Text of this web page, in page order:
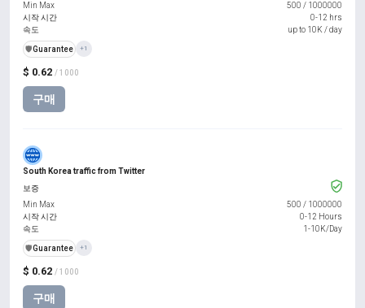
$ 0.62 / 1000
구매
Min Max
500 / 1000000
시작 시간
0-12 hrs
속도
up to 10K / day
️🛡️Guarantee +1
South Korea traffic from Twitter
$ 0.62 / 1000
구매
보증
Min Max
500 / 1000000
시작 시간
0-12 Hours
속도
1-10K/Day
️🛡️Guarantee +1